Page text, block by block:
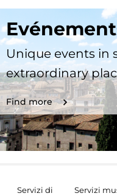
Unique events in
extraordinary
Find more
Servizi di
Servizi